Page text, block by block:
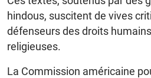
hindous, suscitent de vives
défenseurs des droits
religieuses.
La Commission américaine